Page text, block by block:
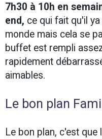
7h30 à 10h en
end, ce qui fait qu'il
monde mais cela se
buffet est rempli
rapidement
aimables.
Le bon plan
Le bon plan, c'est